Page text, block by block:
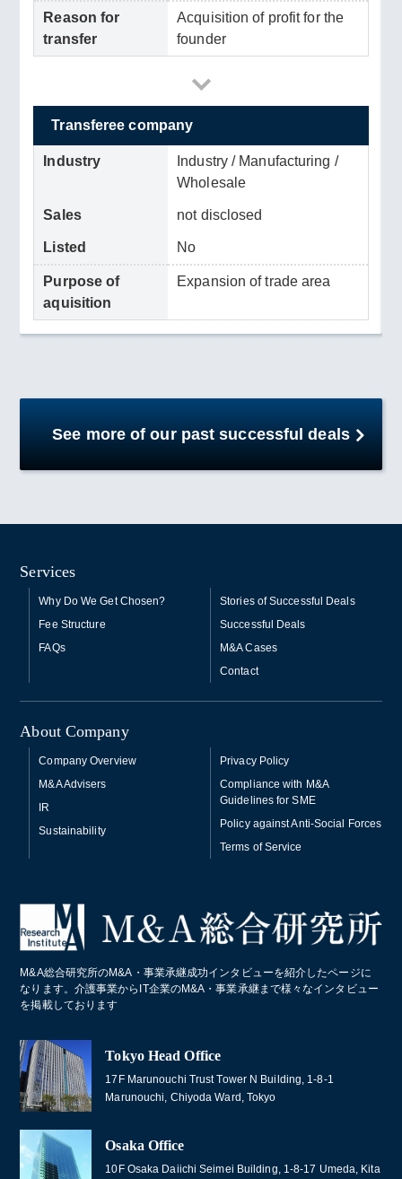
Reason for
transfer
Acquisition of profit for the
founder
Transferee company
Industry
Industry / Manufacturing /
Wholesale
Sales not disclosed
Listed No
Purpose of
aquisition
Expansion of trade area
See more of our past successful deals
Services
Why Do We Get Chosen?
Fee Structure
FAQs
Stories of Successful Deals
Successful Deals
M&A Cases
Contact
About Company
Company Overview
M&A Advisers
IR
Sustainability
Privacy Policy
Compliance with M&A
Guidelines for SME
Policy against Anti-Social Forces
Terms of Service
M&A総合研究所のM&A・事業承継成功インタビューを紹介したページに
なります。介護事業からIT企業のM&A・事業承継まで様々なインタビュー
を掲載しております
Tokyo Head Office
17F Marunouchi Trust Tower N Building, 1-8-1
Marunouchi, Chiyoda Ward, Tokyo
Osaka Office
10F Osaka Daiichi Seimei Building, 1-8-17 Umeda, Kita